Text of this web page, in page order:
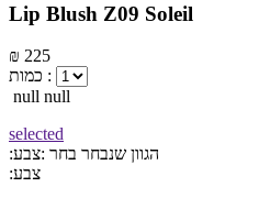
Lip Blush Z09 Soleil
₪ 225
כמות :
null null
selected
:הגוון שנבחר בחר :צבע
:צבע